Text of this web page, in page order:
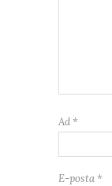
Ad *
E-posta *